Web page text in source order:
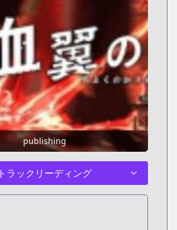
publishing
トラックリーディング